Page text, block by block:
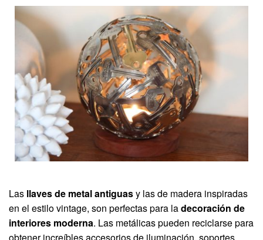
Las llaves de metal antiguasy las de madera inspiradas
en el estilo vintage, son perfectas para ladecoración de
interiores moderna. Las metálicas pueden reciclarse para
obtener increíbles accesorios de iluminación, soportes